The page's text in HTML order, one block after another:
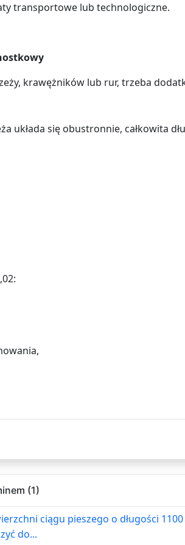
transportowe lub technologiczne.
krawężników lub rur, trzeba
układa się obustronnie, całkowita
(1)
ciągu pieszego o długości
do...